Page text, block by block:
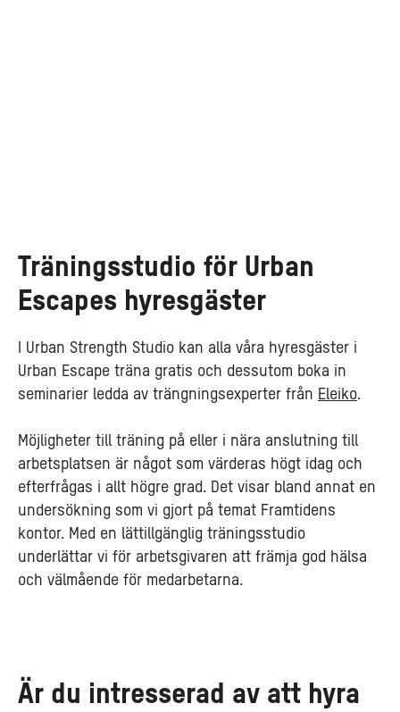
Träningsstudio för Urban
Escapes hyresgäster
I Urban Strength Studio kan alla våra hyresgäster i
Urban Escape träna gratis och dessutom boka in
seminarier ledda av trängningsexperter från Eleiko.
Möjligheter till träning på eller i nära anslutning till
arbetsplatsen är något som värderas högt idag och
efterfrågas i allt högre grad. Det visar bland annat en
undersökning som vi gjort på temat Framtidens
kontor. Med en lättillgänglig träningsstudio
underlättar vi för arbetsgivaren att främja god hälsa
och välmående för medarbetarna.
Är du intresserad av att hyra